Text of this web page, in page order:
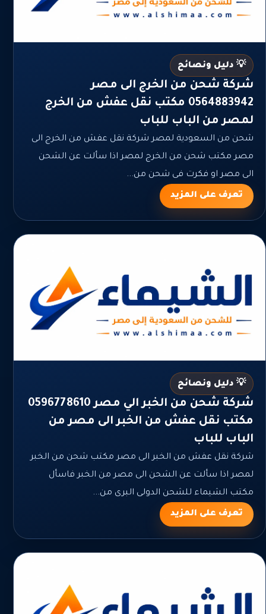
💡 دليل ونصائح
شركة شحن من الخرج الى مصر
0564883942 مكتب نقل عفش من الخرج
لمصر من الباب للباب
شحن من السعودية لمصر شركة نقل عفش من الخرج الى
مصر مكتب شحن من الخرج لمصر اذا سألت عن الشحن
الى مصر او فكرت فى شحن من...
تعرف على المزيد
💡 دليل ونصائح
شركة شحن من الخبر الي مصر 0596778610
مكتب نقل عفش من الخبر الى مصر من
الباب للباب
شركة نقل عفش من الخبر الى مصر مكتب شحن من الخبر
لمصر اذا سألت عن الشحن الى مصر من الخبر فاسأل
مكتب الشيماء للشحن الدولى البرى من...
تعرف على المزيد